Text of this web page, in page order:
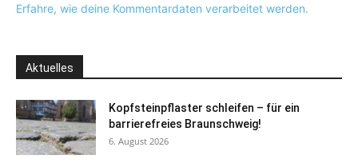
Erfahre, wie deine Kommentardaten verarbeitet werden.
Aktuelles
Kopfsteinpflaster schleifen – für ein
barrierefreies Braunschweig!
6. August 2026